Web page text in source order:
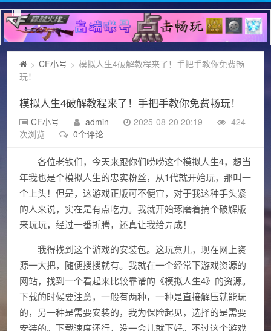
> CF小号 > 模拟人生4破解教程来了！手把手教你免费畅
玩！
模拟人生4破解教程来了！手把手教你免费畅玩！
CF小号 admin 2025-08-20 20:19
424
次浏览
0个评论
各位老铁们，今天来跟你们唠唠这个模拟人生4，想当
年我也是个模拟人生的忠实粉丝，从1代就开始玩，那叫一
个上头！但是，这游戏正版可不便宜，对于我这种手头紧
的人来说，实在是有点吃力。我就开始琢磨着搞个破解版
来玩玩，经过一番折腾，还真让我给弄成！
我得找到这个游戏的安装包。这玩意儿，现在网上资
源一大把，随便搜搜就有。我就在一个经常下游戏资源的
网站，找到一个看起来比较靠谱的《模拟人生4》的资源。
下载的时候要注意，一般有两种，一种是直接解压就能玩
的，另一种是需要安装的，我为保险起见，选择的是需要
安装的。下载速度还行，没一会儿就下好。不过这个游戏